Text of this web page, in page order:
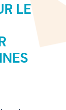
LE